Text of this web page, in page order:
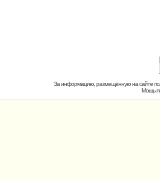
За информацию, размещённую на сайте
Мощь